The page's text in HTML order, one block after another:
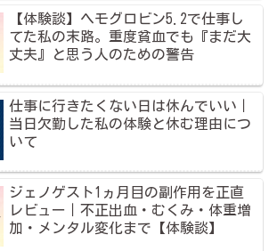
【体験談】ヘモグロビン5.2で仕事し
てた私の末路。重度貧血でも『まだ大
丈夫』と思う人のための警告
仕事に行きたくない日は休んでいい｜
当日欠勤した私の体験と休む理由につ
いて
ジェノゲスト1ヵ月目の副作用を正直
レビュー｜不正出血・むくみ・体重増
加・メンタル変化まで【体験談】